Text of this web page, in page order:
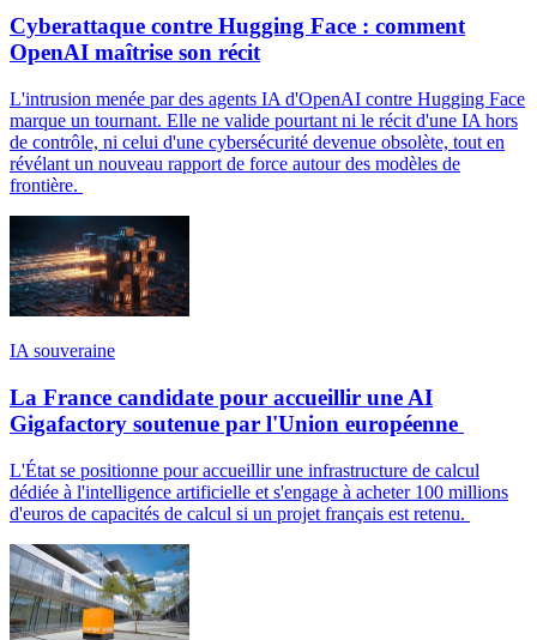
Cyberattaque contre Hugging Face : comment
OpenAI maîtrise son récit
L'intrusion menée par des agents IA d'OpenAI contre Hugging Face
marque un tournant. Elle ne valide pourtant ni le récit d'une IA hors
de contrôle, ni celui d'une cybersécurité devenue obsolète, tout en
révélant un nouveau rapport de force autour des modèles de
frontière.
IA souveraine
La France candidate pour accueillir une AI
Gigafactory soutenue par l'Union européenne
L'État se positionne pour accueillir une infrastructure de calcul
dédiée à l'intelligence artificielle et s'engage à acheter 100 millions
d'euros de capacités de calcul si un projet français est retenu.